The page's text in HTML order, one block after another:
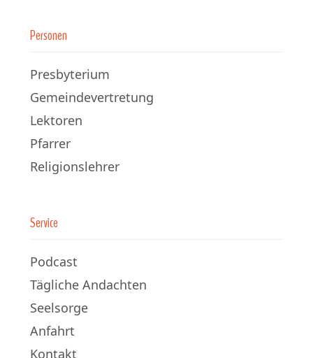
Personen
Presbyterium
Gemeindevertretung
Lektoren
Pfarrer
Religionslehrer
Service
Podcast
Tägliche Andachten
Seelsorge
Anfahrt
Kontakt